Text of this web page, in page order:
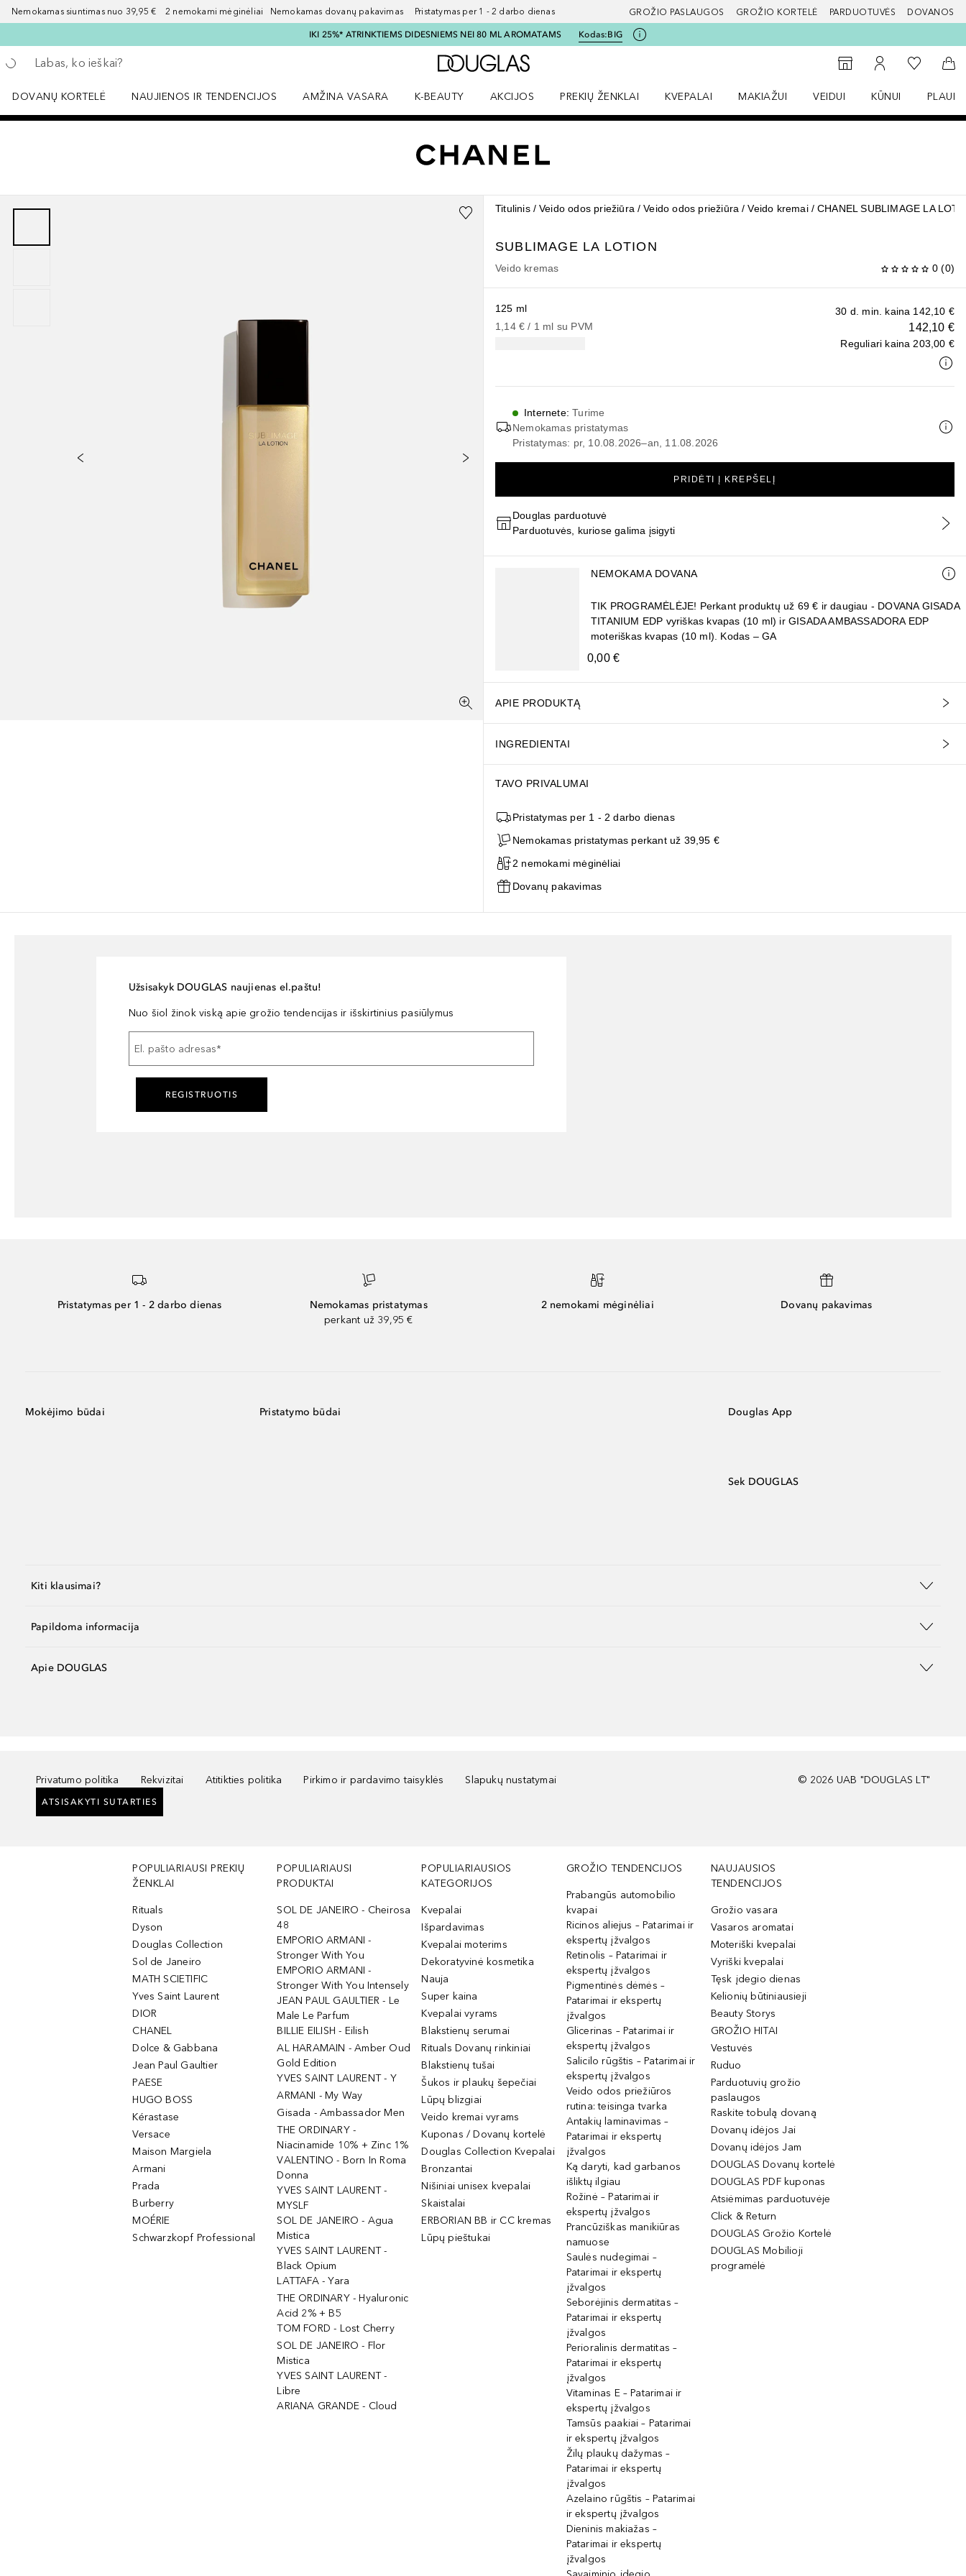
Nemokamas siuntimas nuo 39,95 € 2 nemokami mėginėliai Nemokamas dovanų pakavimas Pristatymas per 1 - 2 darbo dienas GROŽIO PASLAUGOS GROŽIO KORTELĖ PARDUOTUVĖS DOVANOS
IKI 25%* ATRINKTIEMS DIDESNIEMS NEI 80 ML AROMATAMS Kodas:BIG
Grįžk atgal
Vykdykite paiešką
Į Douglas pagrindinį puslapį
Į parduotuvių paiešką
Į mano paskyrą
Į mano
Į
DOVANŲ KORTELĖ
NAUJIENOS IR TENDENCIJOS
AMŽINA VASARA
K-BEAUTY
AKCIJOS
PREKIŲ ŽENKLAI
KVEPALAI
MAKIAŽUI
VEIDUI
KŪNUI
Titulinis Veido odos priežiūra Veido odos priežiūra Veido kremai CHANEL SUBLIMAGE LA
SUBLIMAGE LA LOTION
Veido kremas 0 (0)
30 d. min. kaina 142,10 €
142,10 €
Reguliari kaina 203,00 €
125 ml
1,14 € / 1 ml su PVM
Internete:Turime
Nemokamas pristatymas
Pristatymas: pr, 10.08.2026–an, 11.08.2026
PRIDĖTI Į KREPŠELĮ
Douglas parduotuvė
Parduotuvės, kuriose galima įsigyti
Praleisti slankiklį
NEMOKAMA DOVANA
TIK PROGRAMĖLĖJE! Perkant produktų už 69 € ir daugiau - DOVANA GISADA
TITANIUM EDP vyriškas kvapas (10 ml) ir GISADA AMBASSADORA EDP
moteriškas kvapas (10 ml). Kodas – GA
0,00 €
APIE PRODUKTĄ
INGREDIENTAI
TAVO PRIVALUMAI
Pristatymas per 1 - 2 darbo dienas
Nemokamas pristatymas perkant už 39,95 €
2 nemokami mėginėliai
Dovanų pakavimas
Užsisakyk DOUGLAS naujienas el.paštu!
Nuo šiol žinok viską apie grožio tendencijas ir išskirtinius pasiūlymus
El. pašto adresas*
REGISTRUOTIS
Pristatymas per 1 - 2 darbo dienas
Nemokamas pristatymas
perkant už 39,95 €
2 nemokami mėginėliai Dovanų pakavimas
Mokėjimo būdai Pristatymo būdai Douglas App
Sek DOUGLAS
Kiti klausimai?
Papildoma informacija
Apie DOUGLAS
Privatumo politika Rekvizitai Atitikties politika Pirkimo ir pardavimo taisyklės Slapukų nustatymai
ATSISAKYTI SUTARTIES
© 2026 UAB "DOUGLAS LT"
POPULIARIAUSI PREKIŲ
ŽENKLAI
Rituals
Dyson
Douglas Collection
Sol de Janeiro
MATH SCIETIFIC
Yves Saint Laurent
DIOR
CHANEL
Dolce & Gabbana
Jean Paul Gaultier
PAESE
HUGO BOSS
Kérastase
Versace
Maison Margiela
Armani
Prada
Burberry
MOÉRIE
Schwarzkopf Professional
POPULIARIAUSI
PRODUKTAI
SOL DE JANEIRO - Cheirosa
48
EMPORIO ARMANI -
Stronger With You
EMPORIO ARMANI -
Stronger With You Intensely
JEAN PAUL GAULTIER - Le
Male Le Parfum
BILLIE EILISH - Eilish
AL HARAMAIN - Amber Oud
Gold Edition
YVES SAINT LAURENT - Y
ARMANI - My Way
Gisada - Ambassador Men
THE ORDINARY -
Niacinamide 10% + Zinc 1%
VALENTINO - Born In Roma
Donna
YVES SAINT LAURENT -
MYSLF
SOL DE JANEIRO - Agua
Mistica
YVES SAINT LAURENT -
Black Opium
LATTAFA - Yara
THE ORDINARY - Hyaluronic
Acid 2% + B5
TOM FORD - Lost Cherry
SOL DE JANEIRO - Flor
Mistica
YVES SAINT LAURENT -
Libre
ARIANA GRANDE - Cloud
POPULIARIAUSIOS
KATEGORIJOS
Kvepalai
Išpardavimas
Kvepalai moterims
Dekoratyvinė kosmetika
Nauja
Super kaina
Kvepalai vyrams
Blakstienų serumai
Rituals Dovanų rinkiniai
Blakstienų tušai
Šukos ir plaukų šepečiai
Lūpų blizgiai
Veido kremai vyrams
Kuponas / Dovanų kortelė
Douglas Collection Kvepalai
Bronzantai
Nišiniai unisex kvepalai
Skaistalai
ERBORIAN BB ir CC kremas
Lūpų pieštukai
GROŽIO TENDENCIJOS
Prabangūs automobilio
kvapai
Ricinos aliejus – Patarimai ir
ekspertų įžvalgos
Retinolis – Patarimai ir
ekspertų įžvalgos
Pigmentinės dėmės –
Patarimai ir ekspertų
įžvalgos
Glicerinas – Patarimai ir
ekspertų įžvalgos
Salicilo rūgštis – Patarimai ir
ekspertų įžvalgos
Veido odos priežiūros
rutina: teisinga tvarka
Antakių laminavimas –
Patarimai ir ekspertų
įžvalgos
Ką daryti, kad garbanos
išliktų ilgiau
Rožinė – Patarimai ir
ekspertų įžvalgos
Prancūziškas manikiūras
namuose
Saulės nudegimai –
Patarimai ir ekspertų
įžvalgos
Seborėjinis dermatitas –
Patarimai ir ekspertų
įžvalgos
Perioralinis dermatitas –
Patarimai ir ekspertų
įžvalgos
Vitaminas E – Patarimai ir
ekspertų įžvalgos
Tamsūs paakiai – Patarimai
ir ekspertų įžvalgos
Žilų plaukų dažymas –
Patarimai ir ekspertų
įžvalgos
Azelaino rūgštis – Patarimai
ir ekspertų įžvalgos
Dieninis makiažas –
Patarimai ir ekspertų
įžvalgos
NAUJAUSIOS
TENDENCIJOS
Grožio vasara
Vasaros aromatai
Moteriški kvepalai
Vyriški kvepalai
Tęsk įdegio dienas
Kelionių būtiniausieji
Beauty Storys
GROŽIO HITAI
Vestuvės
Ruduo
Parduotuvių grožio
paslaugos
Raskite tobulą dovaną
Dovanų idėjos Jai
Dovanų idėjos Jam
DOUGLAS Dovanų kortelė
DOUGLAS PDF kuponas
Atsiėmimas parduotuvėje
Click & Return
DOUGLAS Grožio Kortelė
DOUGLAS Mobilioji
programėlė